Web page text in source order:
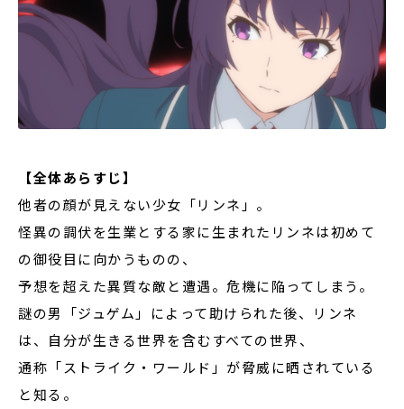
【全体あらすじ】
他者の顔が見えない少女「リンネ」。
怪異の調伏を生業とする家に生まれたリンネは初めて
の御役目に向かうものの、
予想を超えた異質な敵と遭遇。危機に陥ってしまう。
謎の男「ジュゲム」によって助けられた後、リンネ
は、自分が生きる世界を含むすべての世界、
通称「ストライク・ワールド」が脅威に晒されている
と知る。